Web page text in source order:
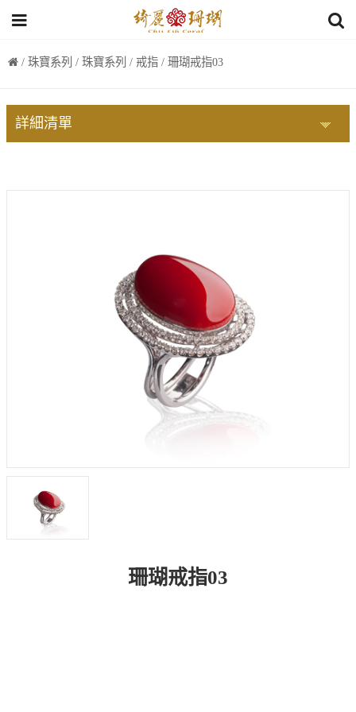
/ 珠寶系列 / 珠寶系列 / 戒指 / 珊瑚戒指03
詳細清單
珊瑚戒指03